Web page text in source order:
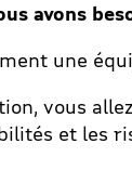
avons
une
vous
et les